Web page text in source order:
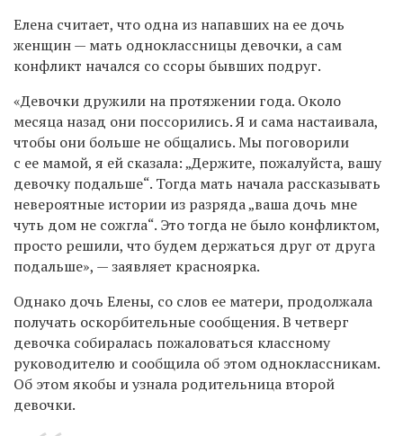
Елена считает, что одна из напавших на ее дочь
женщин — мать одноклассницы девочки, а сам
конфликт начался со ссоры бывших подруг.
«Девочки дружили на протяжении года. Около
месяца назад они поссорились. Я и сама настаивала,
чтобы они больше не общались. Мы поговорили
с ее мамой, я ей сказала: „Держите, пожалуйста, вашу
девочку подальше“. Тогда мать начала рассказывать
невероятные истории из разряда „ваша дочь мне
чуть дом не сожгла“. Это тогда не было конфликтом,
просто решили, что будем держаться друг от друга
подальше», — заявляет красноярка.
Однако дочь Елены, со слов ее матери, продолжала
получать оскорбительные сообщения. В четверг
девочка собиралась пожаловаться классному
руководителю и сообщила об этом одноклассникам.
Об этом якобы и узнала родительница второй
девочки.